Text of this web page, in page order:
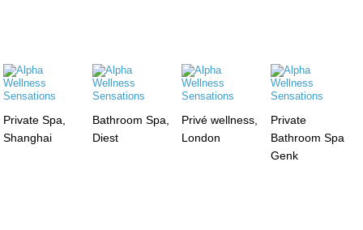
Private Spa,
Shanghai
Bathroom Spa,
Diest
Privé wellness,
London
Private
Bathroom Spa
Genk